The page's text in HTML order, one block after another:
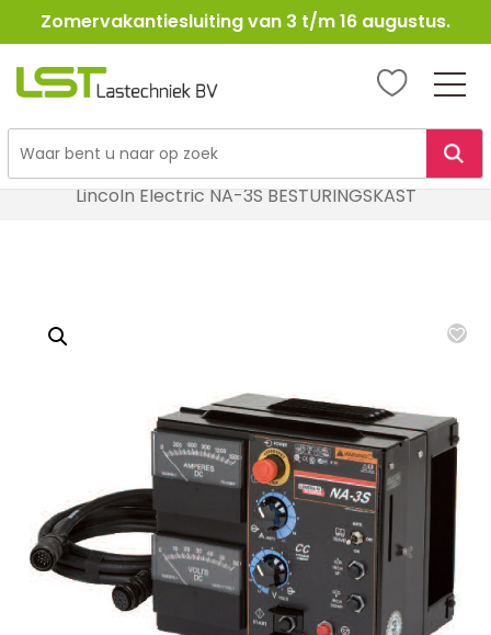
Ga
naar
Zomervakantiesluiting van 3 t/m 16 augustus.
LST
Lasapparatuur
Lincoln Electric NA-3S BESTURINGSKAST